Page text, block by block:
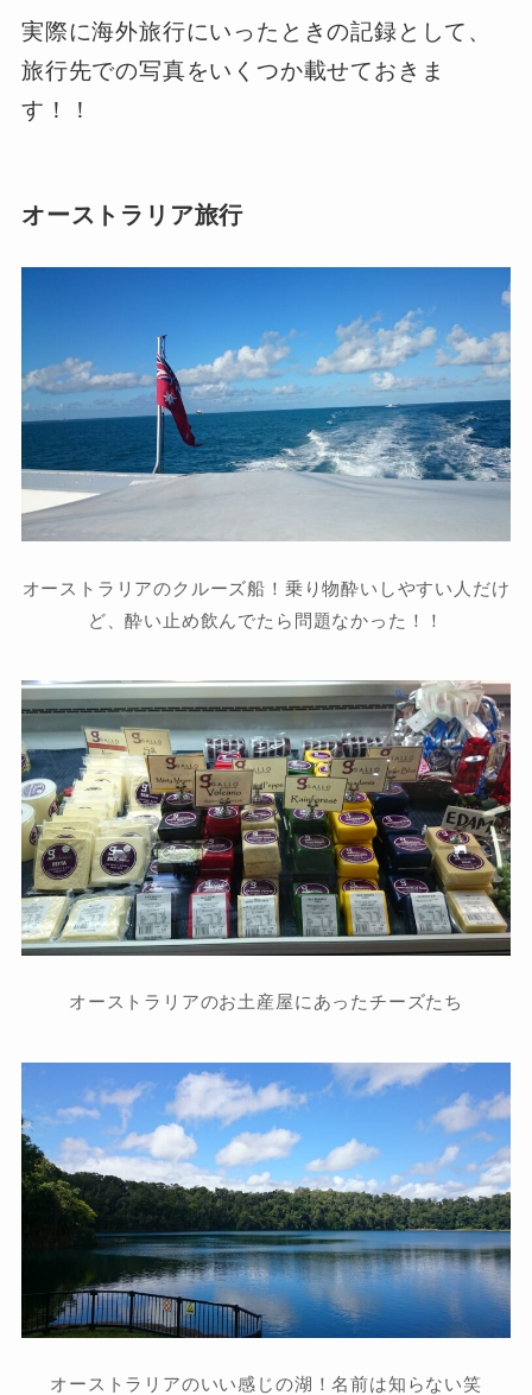
実際に海外旅行にいったときの記録として、
旅行先での写真をいくつか載せておきま
す！！
オーストラリア旅行
オーストラリアのクルーズ船！乗り物酔いしやすい人だけ
ど、酔い止め飲んでたら問題なかった！！
オーストラリアのお土産屋にあったチーズたち
オーストラリアのいい感じの湖！名前は知らない笑